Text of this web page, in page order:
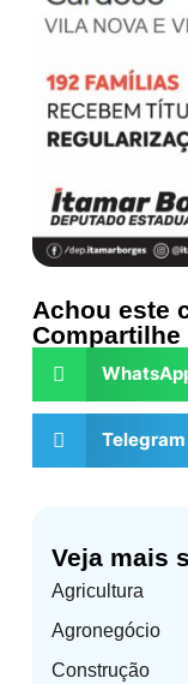
Veja mais
Agricultura
Agronegócio
Construção
Achou este
Telegram